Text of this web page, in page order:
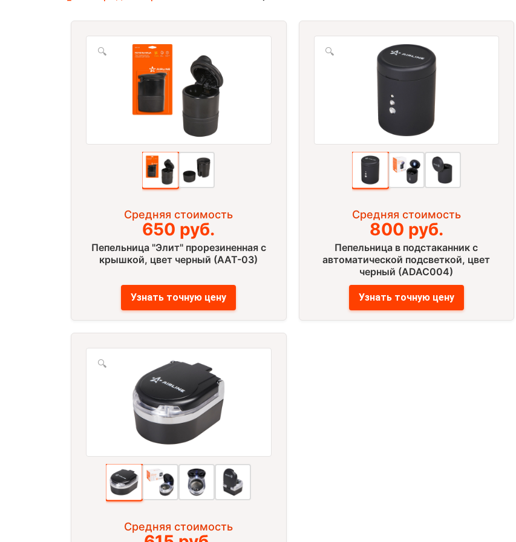
🔍
Средняя стоимость
650 руб.
Пепельница "Элит" прорезиненная с
крышкой, цвет черный (AAT-03)
Узнать точную цену
🔍
Средняя стоимость
800 руб.
Пепельница в подстаканник с
автоматической подсветкой, цвет
черный (ADAC004)
Узнать точную цену
🔍
Средняя стоимость